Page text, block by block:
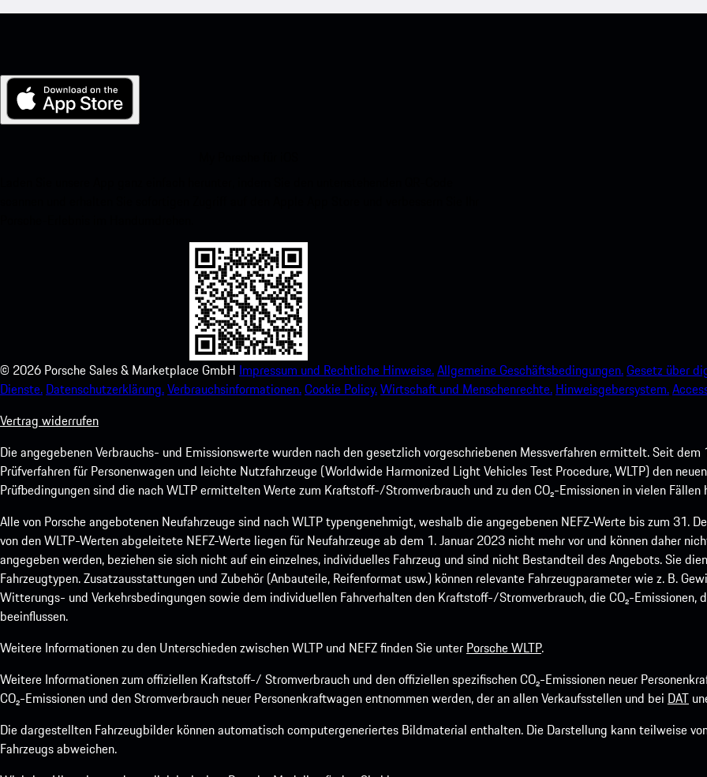
© 2026 Porsche Sales & Marketplace GmbH Impressum und Rechtliche Hinweise.Allgemeine Geschäftsbedingungen.Gesetz über
Dienste. Datenschutzerklärung.Verbrauchsinformationen.Cookie Policy.Wirtschaft und Menschenrechte. Hinweisgebersystem.
Vertrag widerrufen
Die angegebenen Verbrauchs- und Emissionswerte wurden nach den gesetzlich vorgeschriebenen Messverfahren ermittelt. Seit
Prüfverfahren für Personenwagen und leichte Nutzfahrzeuge (Worldwide Harmonized Light Vehicles Test Procedure, WLTP) den
Prüfbedingungen sind die nach WLTP ermittelten Werte zum Kraftstoff-/Stromverbrauch und zu den CO₂-Emissionen in vielen
Alle von Porsche angebotenen Neufahrzeuge sind nach WLTP typengenehmigt, weshalb die angegebenen NEFZ-Werte bis zum 31.
von den WLTP-Werten abgeleitete NEFZ-Werte liegen für Neufahrzeuge ab dem 1. Januar 2023 nicht mehr vor und können daher
angegeben werden, beziehen sie sich nicht auf ein einzelnes, individuelles Fahrzeug und sind nicht Bestandteil des Angebots. Sie
Fahrzeugtypen. Zusatzausstattungen und Zubehör (Anbauteile, Reifenformat usw.) können relevante Fahrzeugparameter wie z. B.
Witterungs- und Verkehrsbedingungen sowie dem individuellen Fahrverhalten den Kraftstoff-/Stromverbrauch, die CO₂-Emissionen,
beeinflussen.
Weitere Informationen zu den Unterschieden zwischen WLTP und NEFZ finden Sie unter Porsche WLTP.
Weitere Informationen zum offiziellen Kraftstoff-/ Stromverbrauch und den offiziellen spezifischen CO₂-Emissionen neuer
CO₂-Emissionen und den Stromverbrauch neuer Personenkraftwagen entnommen werden, der an allen Verkaufsstellen und bei DAT
Die dargestellten Fahrzeugbilder können automatisch computergeneriertes Bildmaterial enthalten. Die Darstellung kann teilweise
Fahrzeugs abweichen.